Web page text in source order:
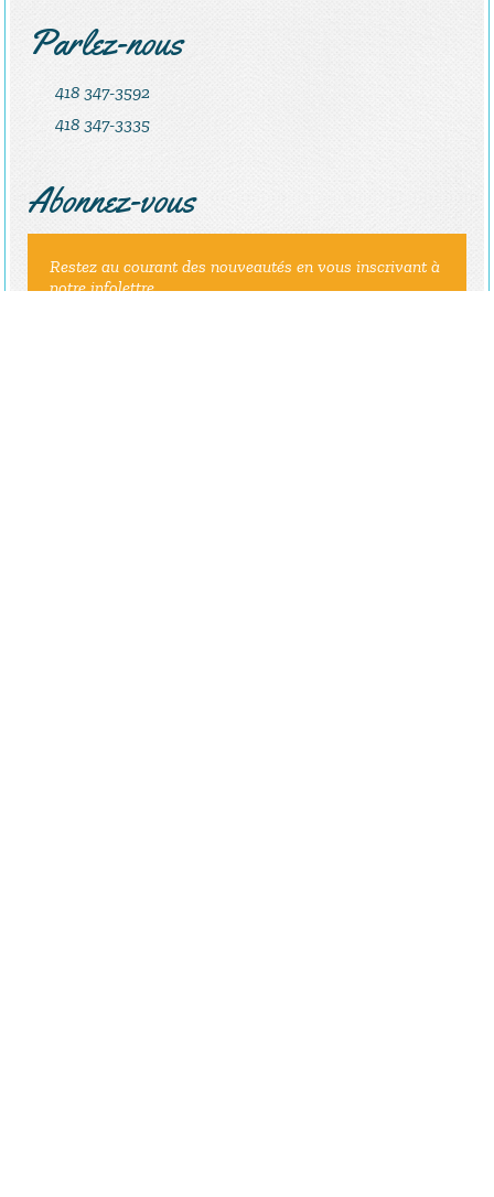
Parlez-nous
418 347-3592
418 347-3335
Abonnez-vous
Restez au courant des nouveautés en vous inscrivant à
notre infolettre